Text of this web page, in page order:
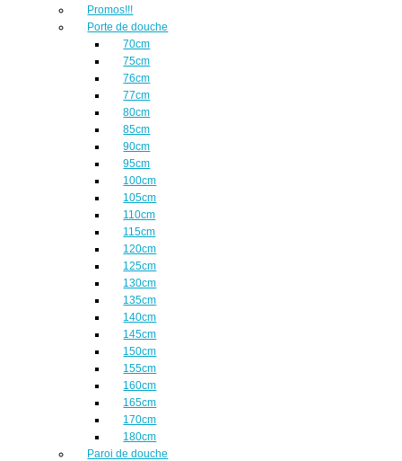
Promos!!!
Porte de douche
70cm
75cm
76cm
77cm
80cm
85cm
90cm
95cm
100cm
105cm
110cm
115cm
120cm
125cm
130cm
135cm
140cm
145cm
150cm
155cm
160cm
165cm
170cm
180cm
Paroi de douche